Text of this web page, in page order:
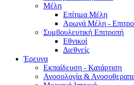
Μέλη
Επίτιμα Μέλη
Αρωγά Μέλη -
Συμβουλευτική Επιτροπή
Εθνικοί
Διεθνείς
Έρευνα
Εκπαίδευση - Κατάρτιση
Ανοσολογία &